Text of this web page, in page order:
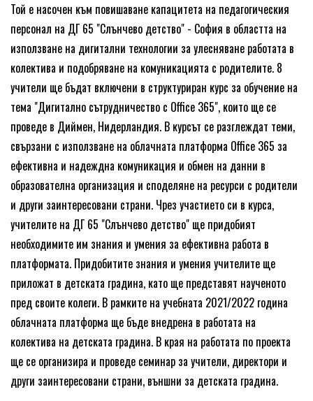
Той е насочен към повишаване капацитета на педагогическия
персонал на ДГ 65 "Слънчево детство" - София в областта на
използване на дигитални технологии за улесняване работата в
колектива и подобряване на комуникацията с родителите. 8
учители ще бъдат включени в структуриран курс за обучение на
тема "Дигитално сътрудничество с Office 365", които ще се
проведе в Диймен, Нидерландия. В курсът се разглеждат теми,
свързани с използване на облачната платформа Office 365 за
ефективна и надеждна комуникация и обмен на данни в
образователна организация и споделяне на ресурси с родители
и други заинтересовани страни. Чрез участието си в курса,
учителите на ДГ 65 "Слънчево детство" ще придобият
необходимите им знания и умения за ефективна работа в
платформата. Придобитите знания и умения учителите ще
приложат в детската градина, като ще представят наученото
пред своите колеги. В рамките на учебната 2021/2022 година
облачната платформа ще бъде внедрена в работата на
колектива на детската градина. В края на работата по проекта
ще се организира и проведе семинар за учители, директори и
други заинтересовани страни, външни за детската градина.